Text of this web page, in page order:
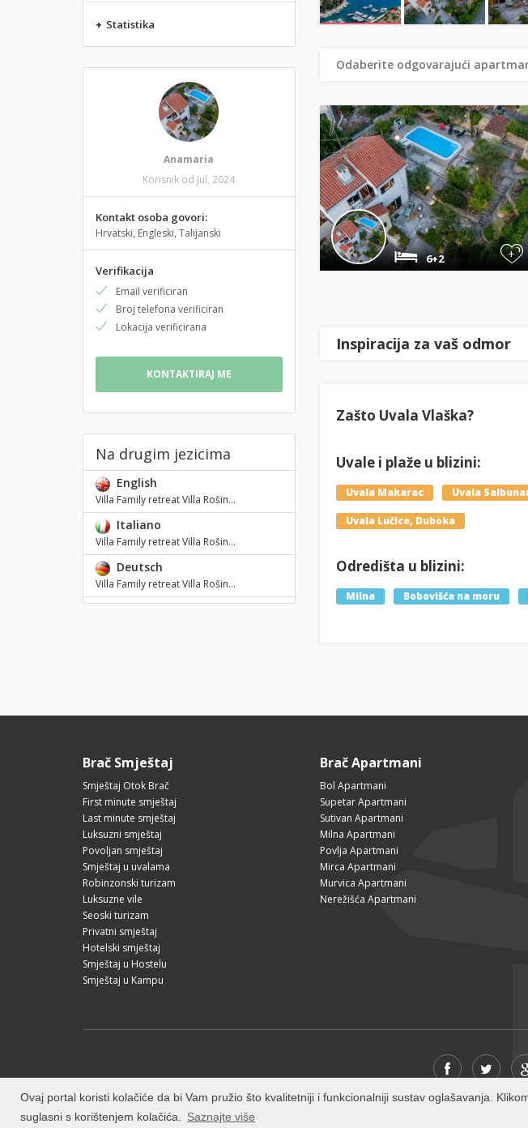
Ovaj portal koristi kolačiće da bi Vam pružio što kvalitetniji i funkcionalniji sustav oglašavanja.
suglasni s korištenjem kolačića. Saznajte više
+ Statistika
Anamaria
Korisnik od Jul, 2024
Kontakt osoba govori:
Hrvatski, Engleski, Talijanski
Verifikacija
Email verificiran
Broj telefona verificiran
Lokacija verificirana
KONTAKTIRAJ ME
Na drugim jezicima
English
Villa Family retreat Villa Rošin...
Italiano
Villa Family retreat Villa Rošin...
Deutsch
Villa Family retreat Villa Rošin...
Odaberite odgovarajući
+
6+2
Inspiracija za vaš odmor
Zašto Uvala Vlaška?
Uvale i plaže u blizini:
Uvala Makarac Uvala
Uvala Lučice, Duboka
Odredišta u blizini:
Milna Bobovišća na moru
Brač Smještaj
Smještaj Otok Brač
First minute smještaj
Last minute smještaj
Luksuzni smještaj
Povoljan smještaj
Smještaj u uvalama
Robinzonski turizam
Luksuzne vile
Seoski turizam
Privatni smještaj
Hotelski smještaj
Smještaj u Hostelu
Smještaj u Kampu
Brač Apartmani
Bol Apartmani
Supetar Apartmani
Sutivan Apartmani
Milna Apartmani
Povlja Apartmani
Mirca Apartmani
Murvica Apartmani
Nerežišća Apartmani
© 2026 Visit-